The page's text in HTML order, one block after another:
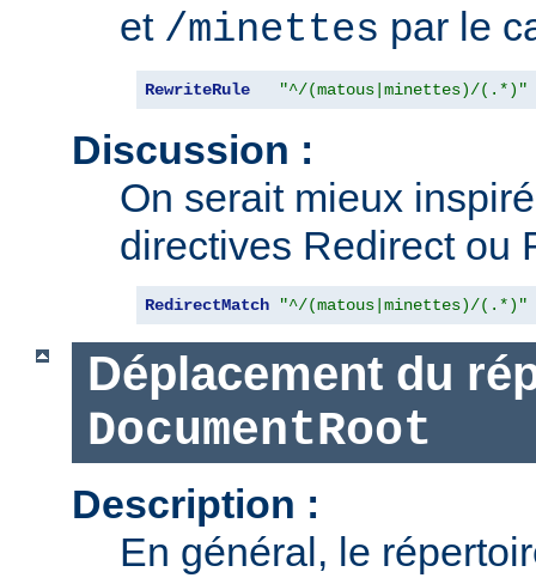
et /minettes par le
RewriteRule "^/(matous|minettes)/(.*)"
Discussion :
On serait mieux
directives Redirect ou
RedirectMatch "^/(matous|minettes)/(.*)"
Déplacement du
DocumentRoot
Description :
En général, le